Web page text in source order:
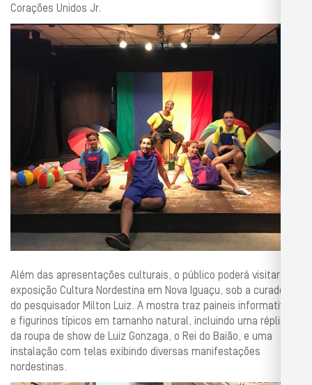
Corações Unidos Jr.
Além das apresentações culturais, o público poderá visitar a
exposição Cultura Nordestina em Nova Iguaçu, sob a curadoria
do pesquisador Milton Luiz. A mostra traz paineis informativos
e figurinos típicos em tamanho natural, incluindo uma réplica
da roupa de show de Luiz Gonzaga, o Rei do Baião, e uma
instalação com telas exibindo diversas manifestações
nordestinas.